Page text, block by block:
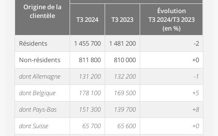
Origine de la
clientèle
T3 2024 T3 2023
Évolution
T3 2024/T3 2023
(en %)
Résidents
1 455 700 1 481 200
-2
Non-résidents
811 800 810 000
+0
dont Allemagne
131 200 132 200
-1
dont Belgique
178 100 169 500
+5
dont Pays-Bas
151 300 139 700
+8
dont Suisse
65 700 65 600
+0